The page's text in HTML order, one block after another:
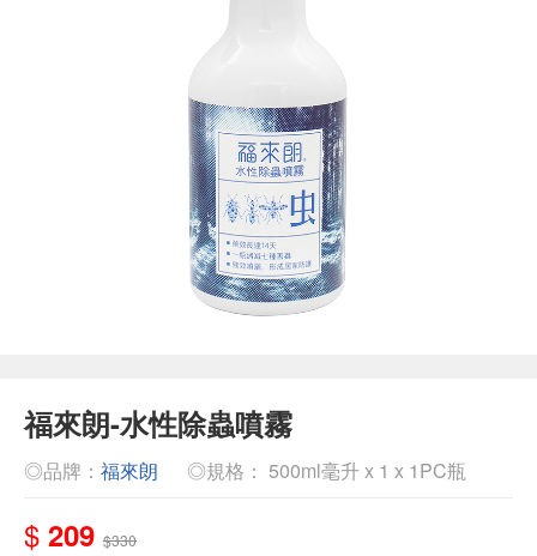
福來朗-水性除蟲噴霧
◎品牌： 福來朗 ◎規格： 500ml毫升 x 1 x 1PC瓶
$ 209 $330